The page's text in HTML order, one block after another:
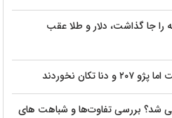
را جا گذاشت، دلار و طلا عقب
نخوردند
شد؟ بررسی تفاوت‌ها و شباهت های